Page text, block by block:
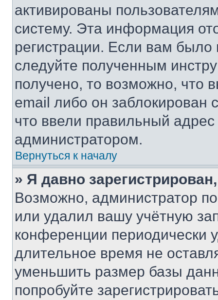
активированы
систему. Эта информация
регистрации. Если вам
следуйте полученным
получено, то возможно, что
email либо он
что ввели правильный адрес
администратором.
Вернуться к началу
» Я давно
Возможно, администратор
или удалил вашу учётную
конференции периодически
длительное время не
уменьшить размер базы
попробуйте